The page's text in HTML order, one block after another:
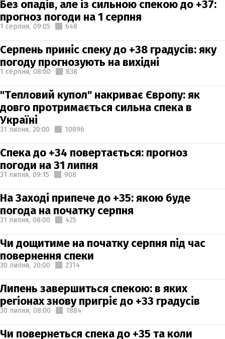
Без опадів, але із сильною спекою до +37:
прогноз погоди на 1 серпня
1 серпня, 09:05 648
Серпень приніс спеку до +38 градусів: яку
погоду прогнозують на вихідні
1 серпня, 08:00 838
"Тепловий купол" накриває Європу: як
довго протримається сильна спека в
Україні
31 липня, 20:00 10896
Спека до +34 повертається: прогноз
погоди на 31 липня
31 липня, 09:15 908
На Заході припече до +35: якою буде
погода на початку серпня
31 липня, 08:00 425
Чи дощитиме на початку серпня під час
повернення спеки
30 липня, 20:00 2314
Липень завершиться спекою: в яких
регіонах знову пригріє до +33 градусів
30 липня, 08:00 1884
Чи повернеться спека до +35 та коли